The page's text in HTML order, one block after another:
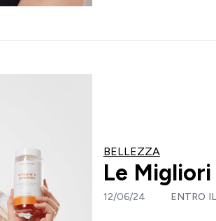
BELLEZZA
Le
12/06/24 ENTRO IL